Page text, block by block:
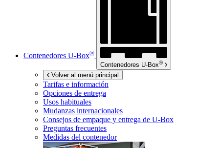
Contenedores U-Box®
Contenedores U-Box®
Volver al menú principal
Tarifas e información
Opciones de entrega
Usos habituales
Mudanzas internacionales
Consejos de empaque y entrega de U-Box
Preguntas frecuentes
Medidas del contenedor